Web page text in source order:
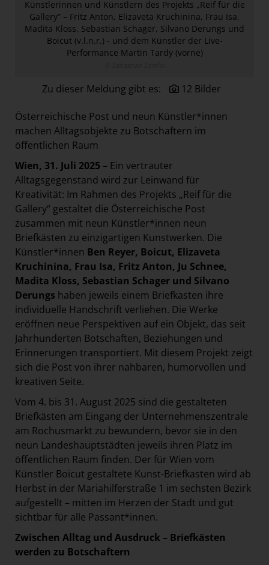
Paradies Garten
Raisin
The Companion
Unibail-Rodamco-Westfield
Vöslauer
NMK
MEDIA
KONTAKT
Künstlerinnen und Künstlern des Projekts „Reif für die
Gallery“ – Fritz Anton, Elizaveta Kruchinina, Frau Isa,
Madita Kloss, Sebastian Schager, Silvano Derungs und
Boicut (v.l.n.r.) - und dem Künstler der Live-
Performance Martin Tardy (vorne)
Zu dieser Meldung gibt es: 12 Bilder
Österreichische Post und neun Künstler*innen
machen Alltagsobjekte zu Botschaftern im
öffentlichen Raum
Wien, 31. Juli 2025 – Ein vertrauter
Alltagsgegenstand wird zur Leinwand für
Kreativität: Im Rahmen des Projekts „Reif für die
Gallery“ gestaltet die Österreichische Post
zusammen mit neun Künstler*innen neun
Briefkästen zu einzigartigen Kunstwerken. Die
Künstler*innen Ben Reyer, Boicut, Elizaveta
Kruchinina, Frau Isa, Fritz Anton, Ju Schnee,
Madita Kloss, Sebastian Schager und Silvano
Derungs haben jeweils einem Briefkasten ihre
individuelle Handschrift verliehen. Die Werke
eröffnen neue Perspektiven auf ein Objekt, das seit
Jahrhunderten Botschaften, Beziehungen und
Erinnerungen transportiert. Mit diesem Projekt zeigt
sich die Post von ihrer nahbaren, humorvollen und
kreativen Seite.
Vom 4. bis 31. August 2025 sind die gestalteten
Briefkästen am Eingang der Unternehmenszentrale
am Rochusmarkt zu bewundern, bevor sie in den
neun Landeshauptstädten jeweils ihren Platz im
öffentlichen Raum finden. Der für Wien vom
Künstler Boicut gestaltete Kunst-Briefkasten wird ab
Herbst in der Mariahilferstraße 1 im sechsten Bezirk
aufgestellt – mitten im Herzen der Stadt und gut
sichtbar für alle Passant*innen.
Zwischen Alltag und Ausdruck – Briefkästen
werden zu Botschaftern